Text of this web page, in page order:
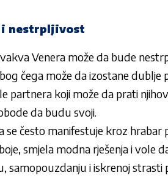
nestrpljivost
Venera može da bude
čega može da izostane dublje
partnera koji može da prati
da budu svoji.
se često manifestuje kroz
smjela modna rješenja i vole
samopouzdanju i iskrenoj strasti